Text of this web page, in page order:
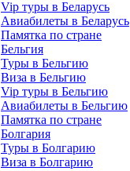
Vip туры в Беларусь
Авиабилеты в Беларусь
Памятка по стране
Бельгия
Туры в Бельгию
Виза в Бельгию
Vip туры в Бельгию
Авиабилеты в Бельгию
Памятка по стране
Болгария
Туры в Болгарию
Виза в Болгарию